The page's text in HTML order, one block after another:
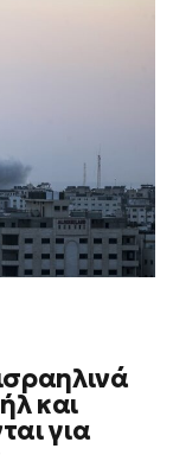
και
για